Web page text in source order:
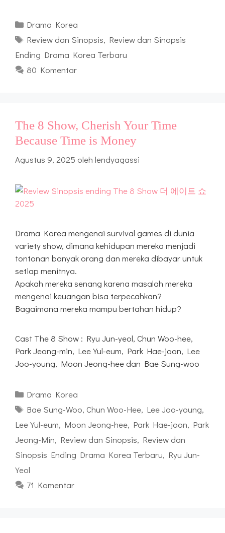
Kategori
Drama Korea
Tag
Review dan Sinopsis, Review dan Sinopsis
Ending Drama Korea Terbaru
80 Komentar
The 8 Show, Cherish Your Time
Because Time is Money
Agustus 9, 2025 oleh lendyagassi
Drama Korea mengenai survival games di dunia
variety show, dimana kehidupan mereka menjadi
tontonan banyak orang dan mereka dibayar untuk
setiap menitnya.
Apakah mereka senang karena masalah mereka
mengenai keuangan bisa terpecahkan?
Bagaimana mereka mampu bertahan hidup?
Cast The 8 Show : Ryu Jun-yeol, Chun Woo-hee,
Park Jeong-min, Lee Yul-eum, Park Hae-joon, Lee
Joo-young, Moon Jeong-hee dan Bae Sung-woo
Kategori
Drama Korea
Tag
Bae Sung-Woo,Chun Woo-Hee, Lee Joo-young,
Lee Yul-eum, Moon Jeong-hee, Park Hae-joon, Park
Jeong-Min, Review dan Sinopsis, Review dan
Sinopsis Ending Drama Korea Terbaru, Ryu Jun-
Yeol
71 Komentar